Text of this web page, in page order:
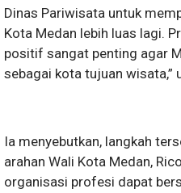
Dinas Pariwisata untuk
Kota Medan lebih luas lagi.
positif sangat penting agar
sebagai kota tujuan wisata,”
Ia menyebutkan, langkah
arahan Wali Kota Medan,
organisasi profesi dapat